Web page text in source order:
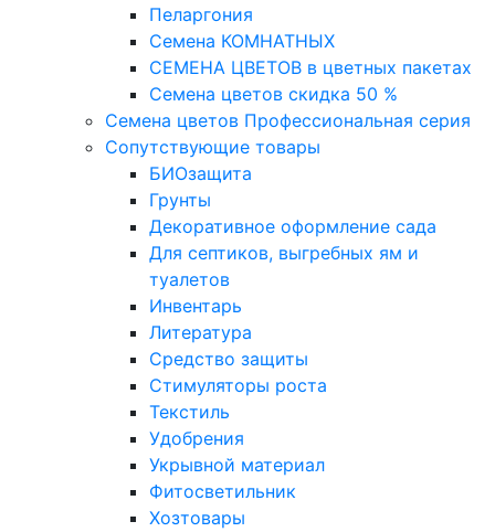
Пеларгония
Семена КОМНАТНЫХ
СЕМЕНА ЦВЕТОВ в цветных пакетах
Семена цветов скидка 50 %
Семена цветов Профессиональная серия
Сопутствующие товары
БИОзащита
Грунты
Декоративное оформление сада
Для септиков, выгребных ям и
туалетов
Инвентарь
Литература
Средство защиты
Стимуляторы роста
Текстиль
Удобрения
Укрывной материал
Фитосветильник
Хозтовары